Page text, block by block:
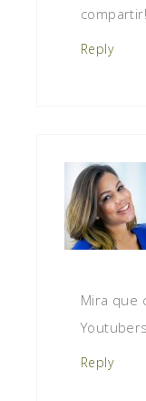
compartir!
Reply
Mira que
Reply